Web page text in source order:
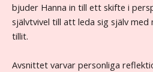
bjuder Hanna in till ett skifte i
självtvivel till att leda sig själv med
tillit.
Avsnittet varvar personliga